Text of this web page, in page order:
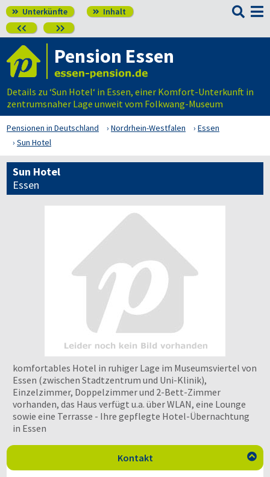
 Unterkünfte  Inhalt
 

Pension Essen
Details zu ‘Sun Hotel‘ in Essen, einer Komfort-Unterkunft in
zentrumsnaher Lage unweit vom Folkwang-Museum
Pensionen in Deutschland Nordrhein-Westfalen
Essen
Sun Hotel
Sun Hotel
Essen
komfortables Hotel in ruhiger Lage im Museumsviertel von
Essen (zwischen Stadtzentrum und Uni-Klinik),
Einzelzimmer, Doppelzimmer und 2-Bett-Zimmer
vorhanden, das Haus verfügt u.a. über WLAN, eine Lounge
sowie eine Terrasse - Ihre gepflegte Hotel-Übernachtung
in Essen
Kontakt 